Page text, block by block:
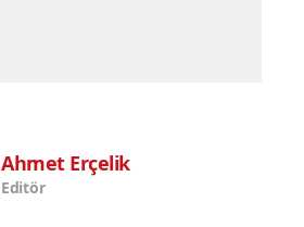
Ahmet Erçelik
Editör